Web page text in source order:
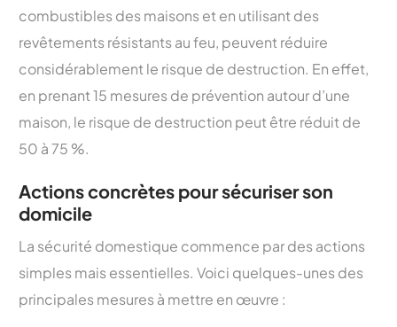
combustibles des maisons et en utilisant des
revêtements résistants au feu, peuvent réduire
considérablement le risque de destruction. En effet,
en prenant 15 mesures de prévention autour d’une
maison, le risque de destruction peut être réduit de
50 à 75 %.
Actions concrètes pour sécuriser son
domicile
La sécurité domestique commence par des actions
simples mais essentielles. Voici quelques-unes des
principales mesures à mettre en œuvre :